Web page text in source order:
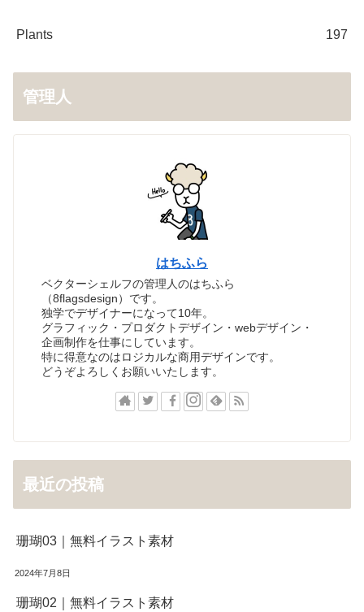
Plants 197
管理人
はちふら
ベクターシェルフの管理人のはちふら
（8flagsdesign）です。
独学でデザイナーになって10年。
グラフィック・プロダクトデザイン・webデザイン・
企画制作を仕事にしています。
特に得意なのはロジカルな商用デザインです。
どうぞよろしくお願いいたします。
最近の投稿
珊瑚03｜無料イラスト素材
2024年7月8日
珊瑚02｜無料イラスト素材